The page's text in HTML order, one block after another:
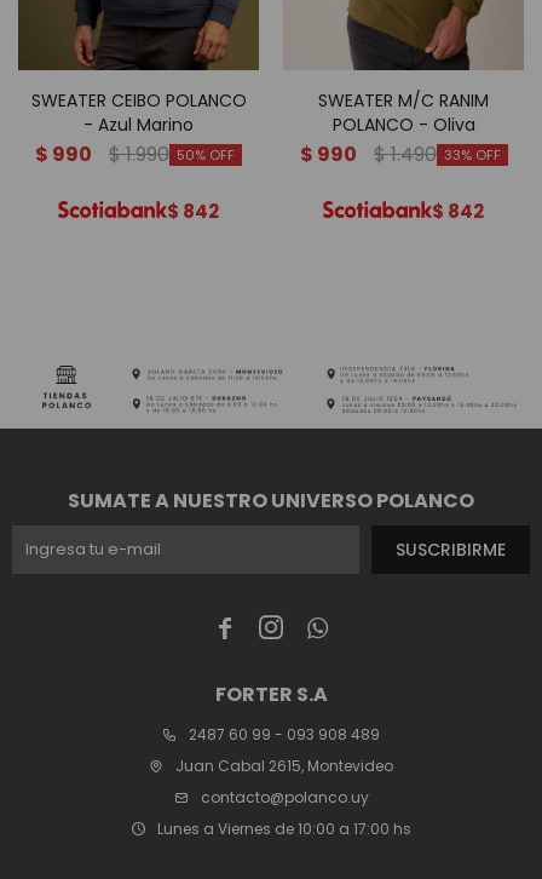
SWEATER CEIBO POLANCO
- Azul Marino
$ 990 $1.990 50
$ 842
SWEATER M/C RANIM
POLANCO - Oliva
$ 990 $1.490 33
$ 842
  
FORTER S.A
2487 60 99 - 093 908 489
Juan Cabal 2615, Montevideo
contacto@polanco.uy
Lunes a Viernes de 10:00 a 17:00 hs
SUMATE A NUESTRO UNIVERSO POLANCO
SUSCRIBIRME